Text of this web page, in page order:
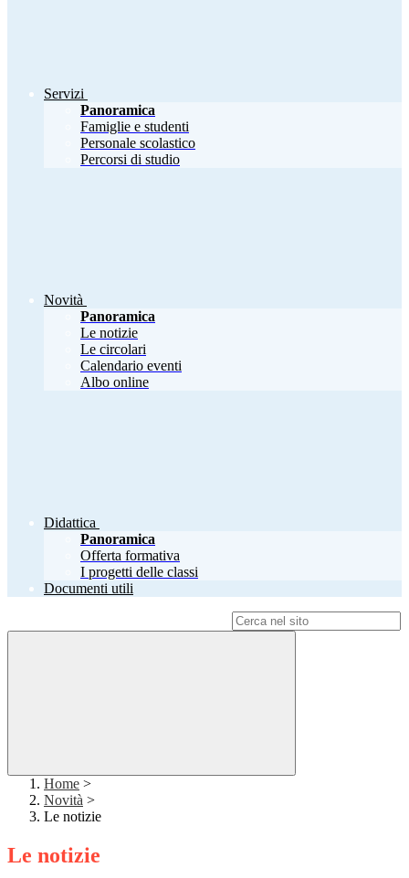
Servizi
Panoramica
Famiglie e studenti
Personale scolastico
Percorsi di studio
Novità
Panoramica
Le notizie
Le circolari
Calendario eventi
Albo online
Didattica
Panoramica
Offerta formativa
I progetti delle classi
Documenti utili
Home >
Novità >
Le notizie
Le notizie